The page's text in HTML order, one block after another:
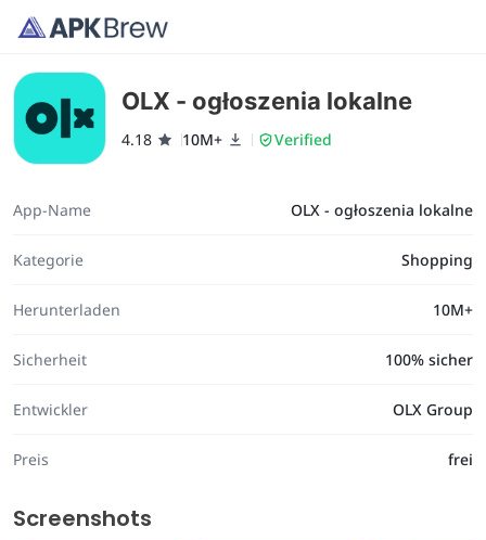
OLX - ogłoszenia lokalne
4.18 10M+ Verified
App-Name OLX - ogłoszenia lokalne
Kategorie Shopping
Herunterladen 10M+
Sicherheit 100% sicher
Entwickler OLX Group
Preis frei
Screenshots